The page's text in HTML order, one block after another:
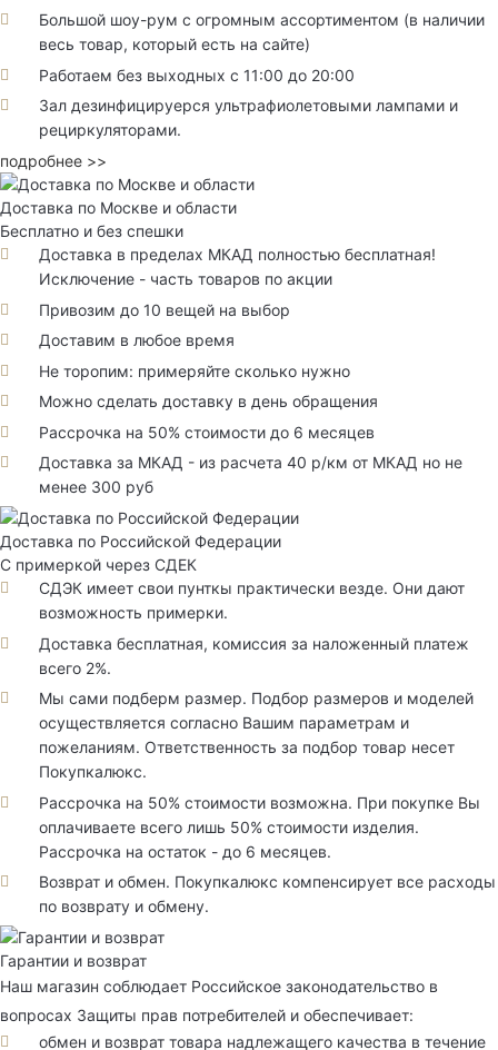
Большой шоу-рум с огромным ассортиментом (в наличии
весь товар, который есть на сайте)
Работаем без выходных с 11:00 до 20:00
Зал дезинфицируерся ультрафиолетовыми лампами и
рециркуляторами.
подробнее >>
Доставка по Москве и области
Бесплатно и без спешки
Доставка в пределах МКАД полностью бесплатная!
Исключение - часть товаров по акции
Привозим до 10 вещей на выбор
Доставим в любое время
Не торопим: примеряйте сколько нужно
Можно сделать доставку в день обращения
Рассрочка на 50% стоимости до 6 месяцев
Доставка за МКАД - из расчета 40 р/км от МКАД но не
менее 300 руб
Доставка по Российской Федерации
С примеркой через СДЕК
СДЭК имеет свои пунткы практически везде. Они дают
возможность примерки.
Доставка бесплатная, комиссия за наложенный платеж
всего 2%.
Мы сами подберм размер. Подбор размеров и моделей
осуществляется согласно Вашим параметрам и
пожеланиям. Ответственность за подбор товар несет
Покупкалюкс.
Рассрочка на 50% стоимости возможна. При покупке Вы
оплачиваете всего лишь 50% стоимости изделия.
Рассрочка на остаток - до 6 месяцев.
Возврат и обмен. Покупкалюкс компенсирует все расходы
по возврату и обмену.
Гарантии и возврат
Наш магазин соблюдает Российское законодательство в
вопросах Защиты прав потребителей и обеспечивает:
обмен и возврат товара надлежащего качества в течение